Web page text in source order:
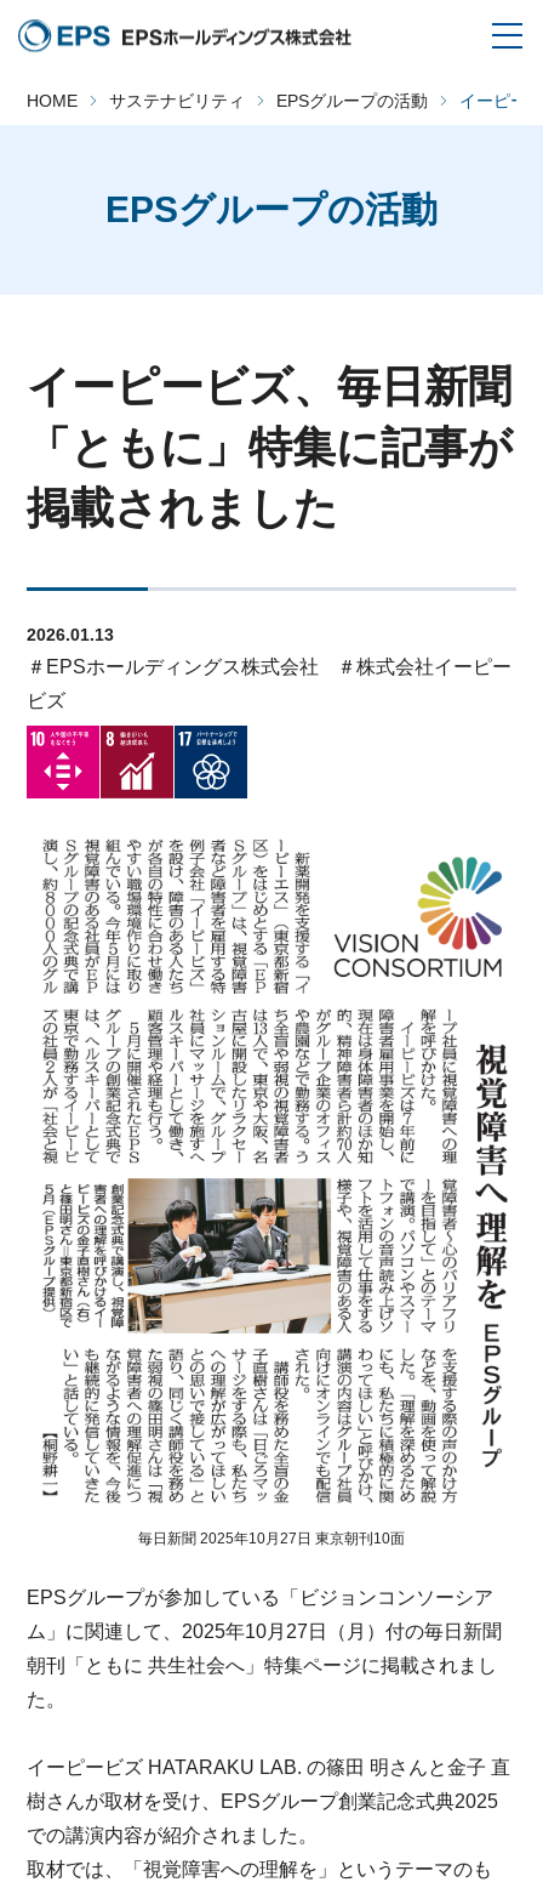
HOME サステナビリティ EPSグループの活動 イーピー
EPSグループの活動
イーピービズ、毎日新聞
「ともに」特集に記事が
掲載されました
2026.01.13
＃EPSホールディングス株式会社
＃株式会社イーピー
ビズ
毎日新聞 2025年10月27日 東京朝刊10面
EPSグループが参加している「ビジョンコンソーシア
ム」に関連して、2025年10月27日（月）付の毎日新聞
朝刊「ともに 共生社会へ」特集ページに掲載されまし
た。
イーピービズ HATARAKU LAB. の篠田 明さんと金子 直
樹さんが取材を受け、EPSグループ創業記念式典2025
での講演内容が紹介されました。
取材では、「視覚障害への理解を」というテーマのも